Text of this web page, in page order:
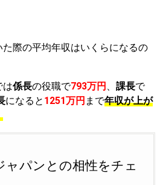
際の平均年収はいくらになるの
は係長の役職で793万円 課長で
になると 1251万円 まで年収が上が
ャパンとの相性をチェ